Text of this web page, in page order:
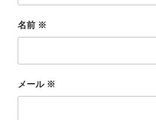
名前 ※
メール ※